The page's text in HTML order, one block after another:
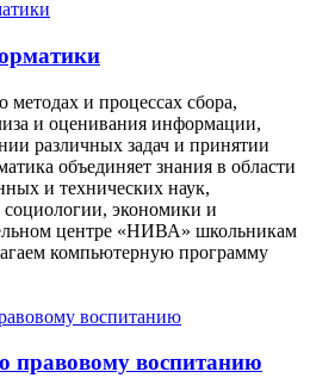
и процессах сбора,
и оценивания информации,
различных задач и принятии
объединяет знания в области
и технических наук,
экономики и
центре «НИВА» школьникам
компьютерную программу
правовому воспитанию